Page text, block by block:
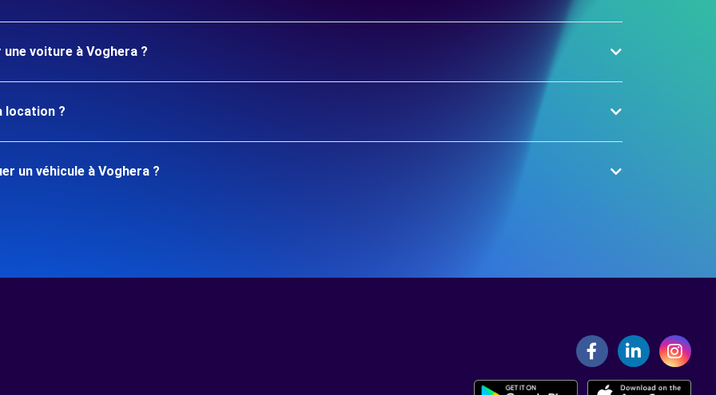
voiture à Voghera ?
location ?
un véhicule à Voghera ?